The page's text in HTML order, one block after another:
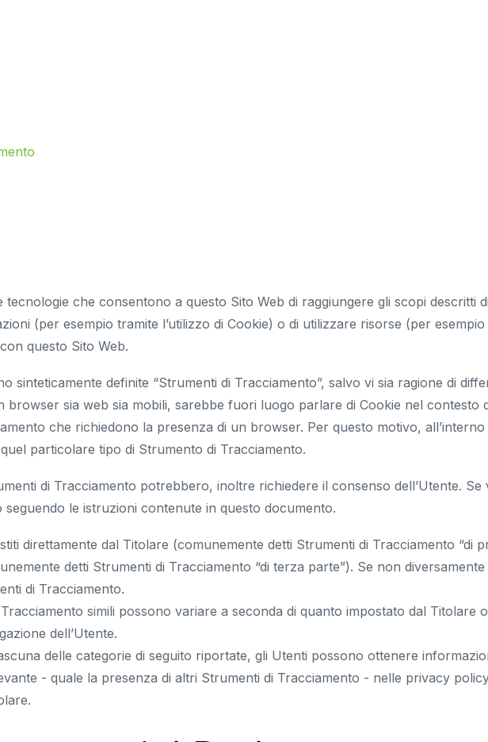
che consentono a questo Sito Web di raggiungere gli scopi descritti
(per esempio tramite l’utilizzo di Cookie) o di utilizzare risorse (per
questo Sito Web.
sinteticamente definite “Strumenti di Tracciamento”, salvo vi sia ragione di
browser sia web sia mobili, sarebbe fuori luogo parlare di Cookie nel contesto
che richiedono la presenza di un browser. Per questo motivo,
particolare tipo di Strumento di Tracciamento.
di Tracciamento potrebbero, inoltre richiedere il consenso dell’Utente.
le istruzioni contenute in questo documento.
direttamente dal Titolare (comunemente detti Strumenti di Tracciamento “di
detti Strumenti di Tracciamento “di terza parte”). Se non
di Tracciamento.
simili possono variare a seconda di quanto impostato dal Titolare
dell’Utente.
delle categorie di seguito riportate, gli Utenti possono ottenere
- quale la presenza di altri Strumenti di Tracciamento - nelle privacy